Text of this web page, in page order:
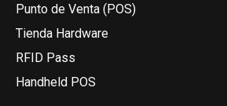
Punto de Venta (POS)
Tienda Hardware
RFID Pass
Handheld POS